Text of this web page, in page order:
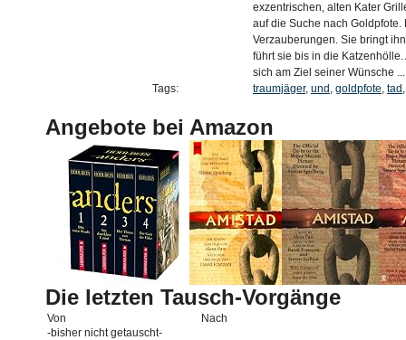
exzentrischen, alten Kater
auf die Suche nach
Verzauberungen. Sie bringt
führt sie bis in die
sich am Ziel seiner Wünsche ...
Tags:
traumjäger, und , goldpfote, tad
Angebote bei Amazon
Die letzten Tausch-Vorgänge
Von
Nach
-bisher nicht getauscht-